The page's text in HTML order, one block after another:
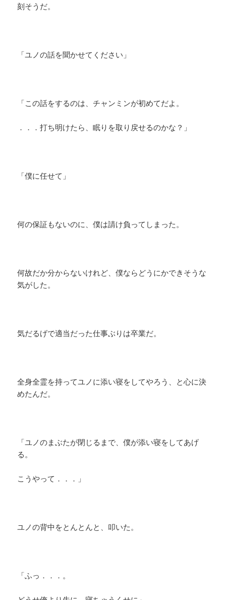
刻そうだ。
「ユノの話を聞かせてください」
「この話をするのは、チャンミンが初めてだよ。
．．．打ち明けたら、眠りを取り戻せるのかな？」
「僕に任せて」
何の保証もないのに、僕は請け負ってしまった。
何故だか分からないけれど、僕ならどうにかできそうな
気がした。
気だるげで適当だった仕事ぶりは卒業だ。
全身全霊を持ってユノに添い寝をしてやろう、と心に決
めたんだ。
「ユノのまぶたが閉じるまで、僕が添い寝をしてあげ
る。
こうやって．．．」
ユノの背中をとんとんと、叩いた。
「ふっ．．．。